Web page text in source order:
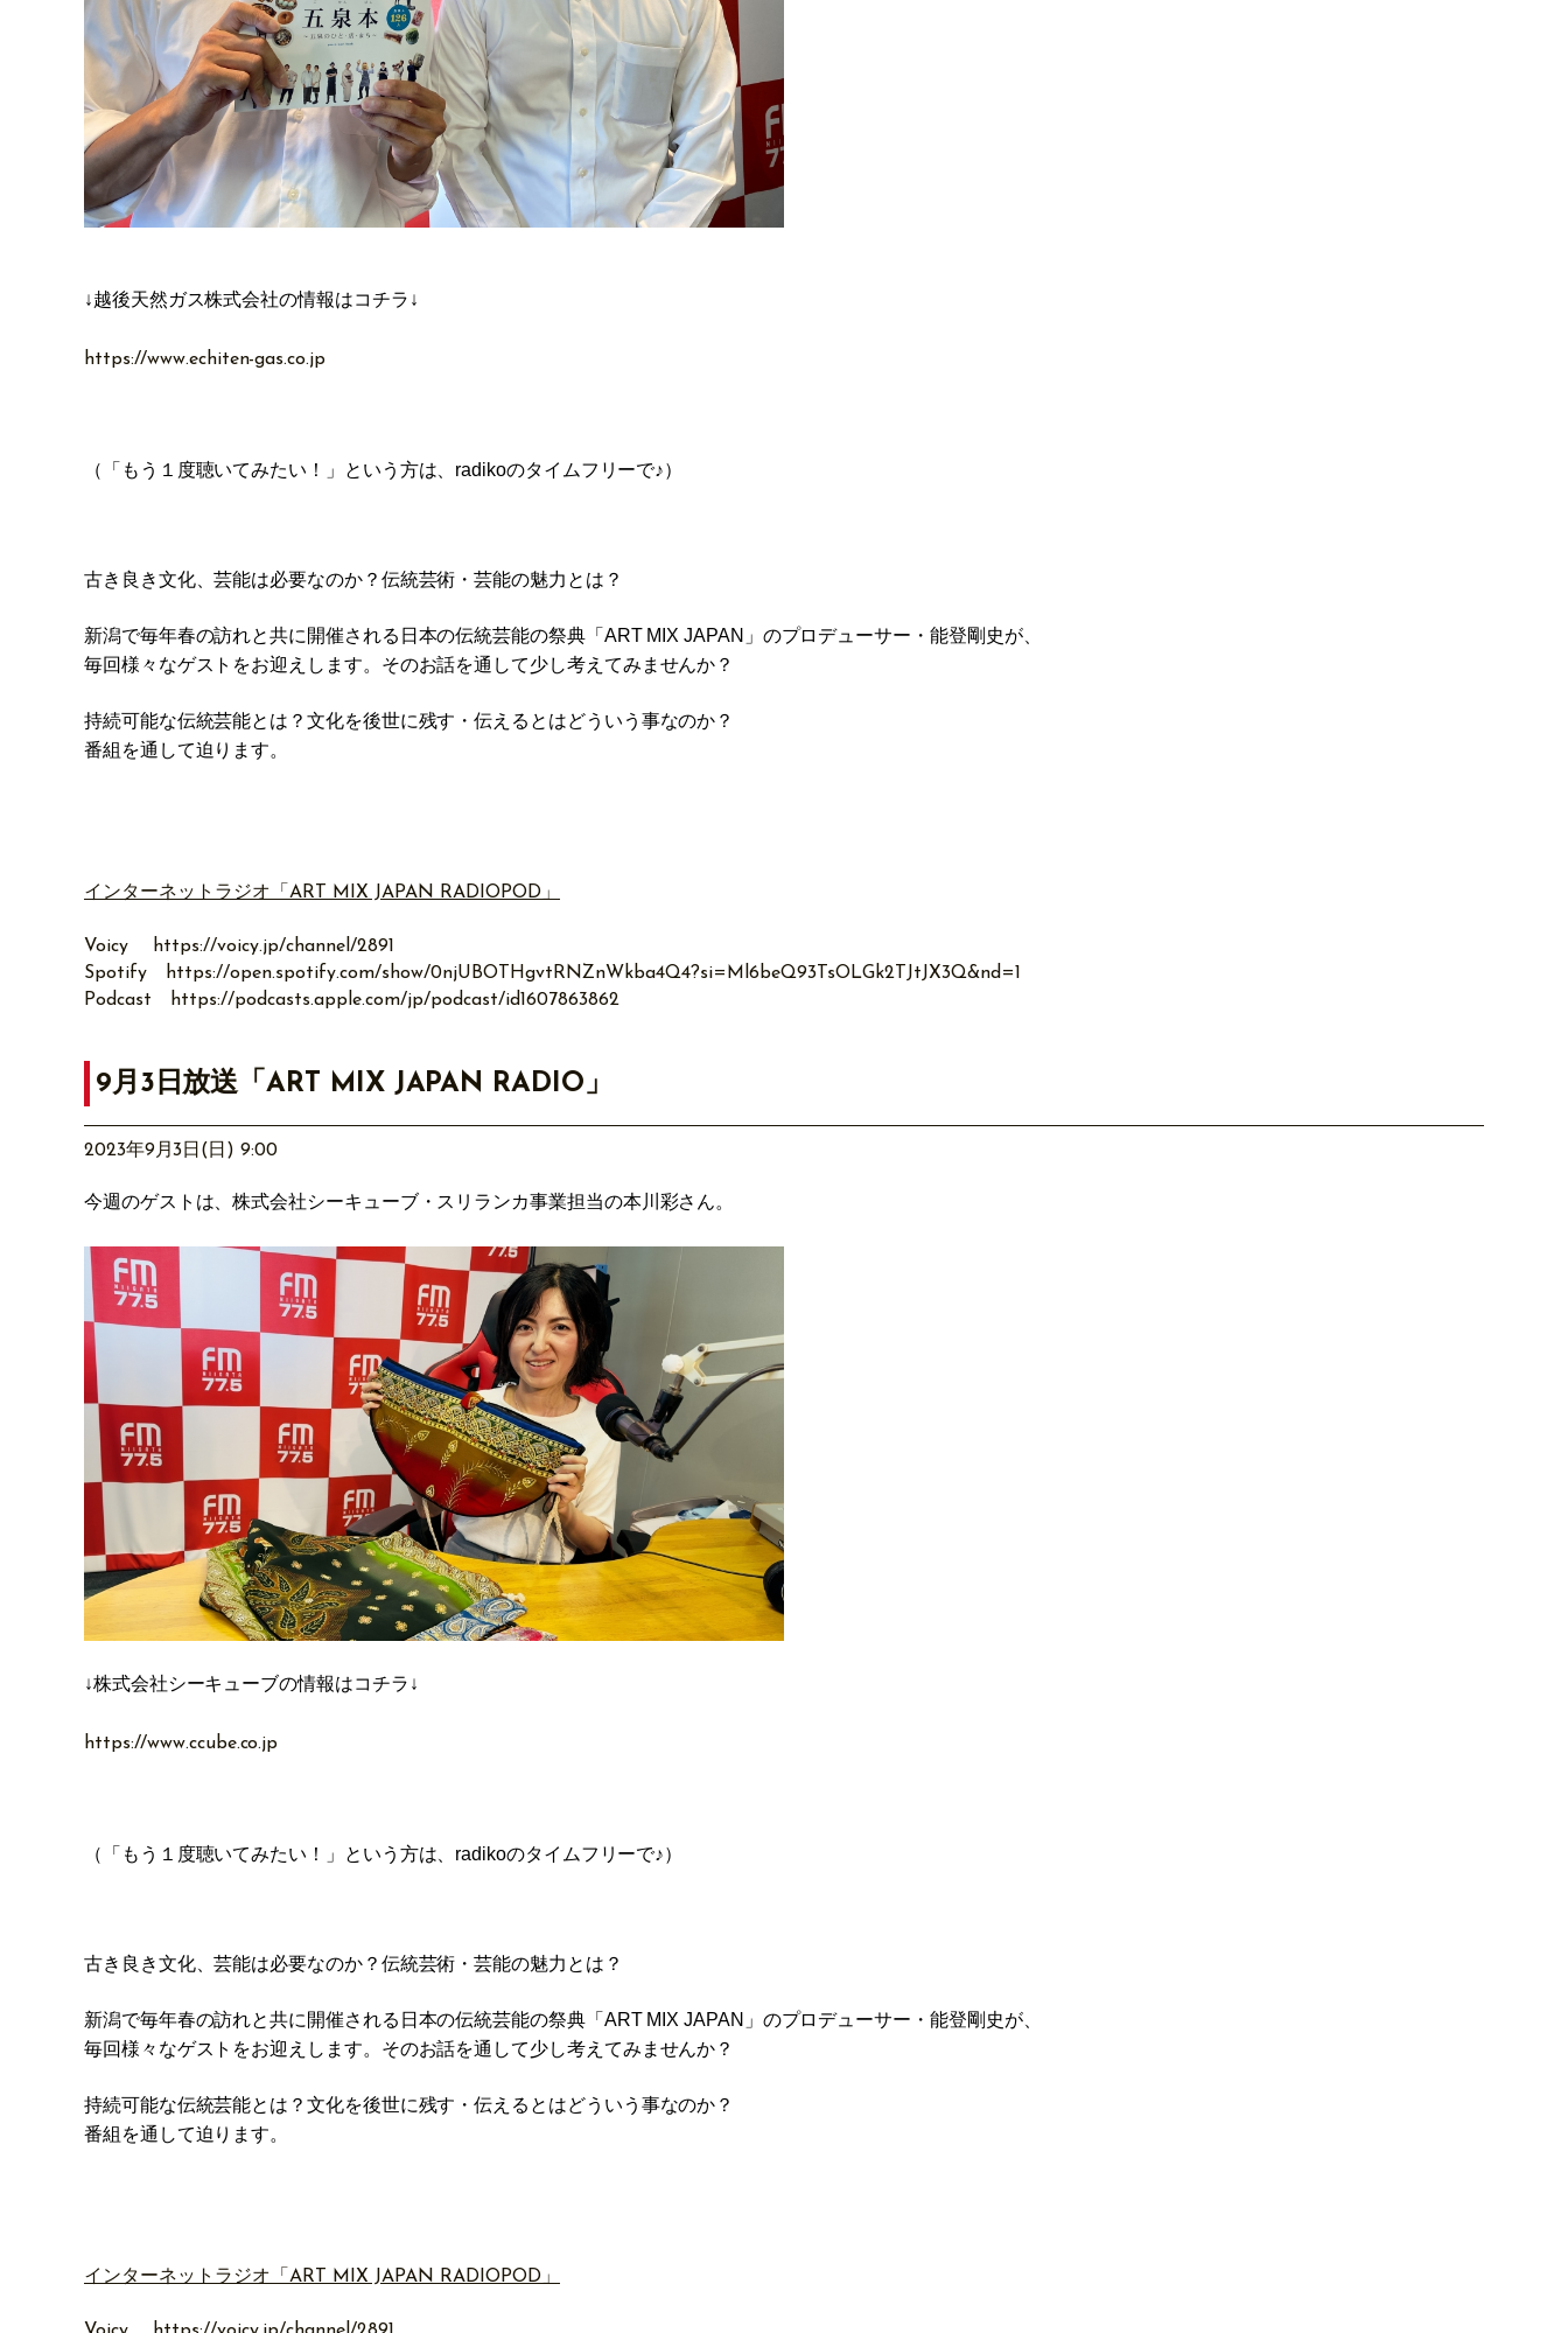
↓越後天然ガス株式会社の情報はコチラ↓
https://www.echiten-gas.co.jp
（「もう１度聴いてみたい！」という方は、radikoのタイムフリーで♪）
古き良き文化、芸能は必要なのか？伝統芸術・芸能の魅力とは？
新潟で毎年春の訪れと共に開催される日本の伝統芸能の祭典「ART MIX JAPAN」のプロデューサー・能登剛史が、
毎回様々なゲストをお迎えします。そのお話を通して少し考えてみませんか？
持続可能な伝統芸能とは？文化を後世に残す・伝えるとはどういう事なのか？
番組を通して迫ります。
インターネットラジオ「ART MIX JAPAN RADIOPOD」
Voicy
https://voicy.jp/channel/2891
Spotify
https://open.spotify.com/show/0njUBOTHgvtRNZnWkba4Q4?si=Ml6beQ93TsOLGk2TJtJX3Q&nd=1
Podcast
https://podcasts.apple.com/jp/podcast/id1607863862
9月3日放送「ART MIX JAPAN RADIO」
2023年9月3日(日) 9:00
今週のゲストは、株式会社シーキューブ・スリランカ事業担当の本川彩さん。
↓株式会社シーキューブの情報はコチラ↓
https://www.ccube.co.jp
（「もう１度聴いてみたい！」という方は、radikoのタイムフリーで♪）
古き良き文化、芸能は必要なのか？伝統芸術・芸能の魅力とは？
新潟で毎年春の訪れと共に開催される日本の伝統芸能の祭典「ART MIX JAPAN」のプロデューサー・能登剛史が、
毎回様々なゲストをお迎えします。そのお話を通して少し考えてみませんか？
持続可能な伝統芸能とは？文化を後世に残す・伝えるとはどういう事なのか？
番組を通して迫ります。
インターネットラジオ「ART MIX JAPAN RADIOPOD」